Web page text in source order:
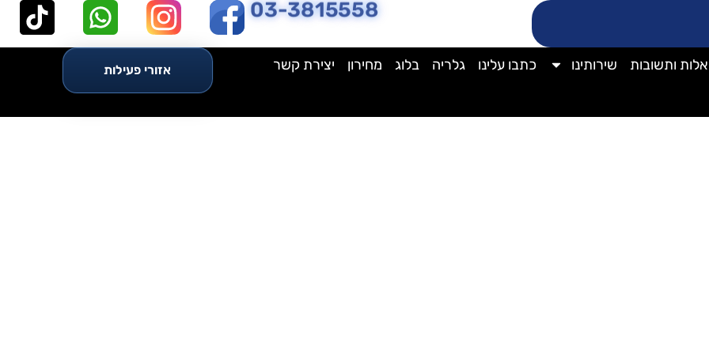
03-3815558
ותשובות שירותינו כתבו עלינו גלריה בלוג מחירון יצירת קשר אזורי פעילות